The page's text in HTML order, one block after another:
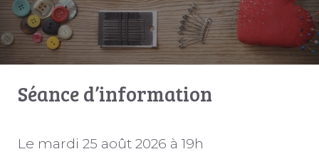
Séance d’information
Le mardi 25 août 2026 à 19h